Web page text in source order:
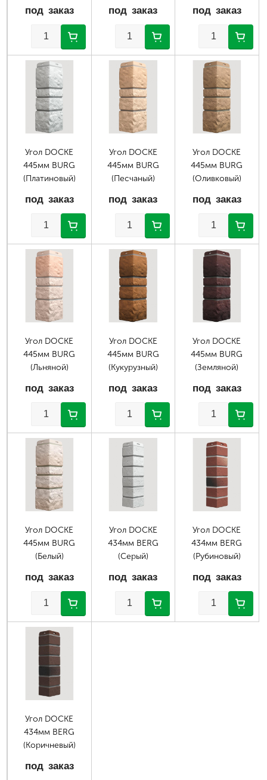
под заказ под заказ под заказ
Угол DOCKE
445мм BURG
(Платиновый)
под заказ
Угол DOCKE
445мм BURG
(Песчаный)
под заказ
Угол DOCKE
445мм BURG
(Оливковый)
под заказ
Угол DOCKE
445мм BURG
(Льняной)
под заказ
Угол DOCKE
445мм BURG
(Кукурузный)
под заказ
Угол DOCKE
445мм BURG
(Земляной)
под заказ
Угол DOCKE
445мм BURG
(Белый)
под заказ
Угол DOCKE
434мм BERG
(Серый)
под заказ
Угол DOCKE
434мм BERG
(Рубиновый)
под заказ
Угол DOCKE
434мм BERG
(Коричневый)
под заказ
Страницы